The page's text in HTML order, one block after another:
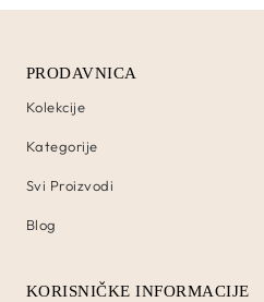
PRODAVNICA
Kolekcije
Kategorije
Svi Proizvodi
Blog
KORISNIČKE INFORMACIJE